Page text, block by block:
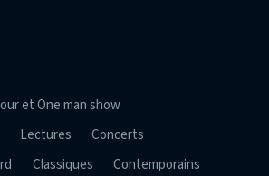
et One man show
Lectures
Concerts
Classiques
Contemporains